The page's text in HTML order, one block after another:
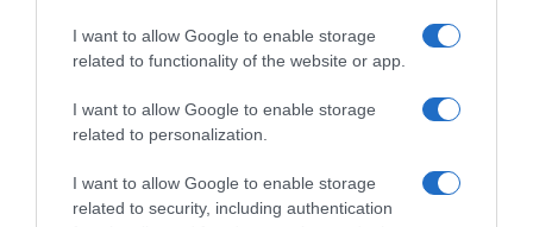
I want to allow Google to enable storage
related to functionality of the website or app.
I want to allow Google to enable storage
related to personalization.
I want to allow Google to enable storage
related to security, including authentication
επόμενα που αναιρούν τα προηγούμενα”
Τσίπρας: Στις 2 Σεπτεμβρίου η παρουσίαση
του οικονομικού προγράμματος της ΕΛ.Α.Σ.
στη Θεσσαλονίκη
Παλαιό Φάληρο: Συνελήφθη 49χρονος ως